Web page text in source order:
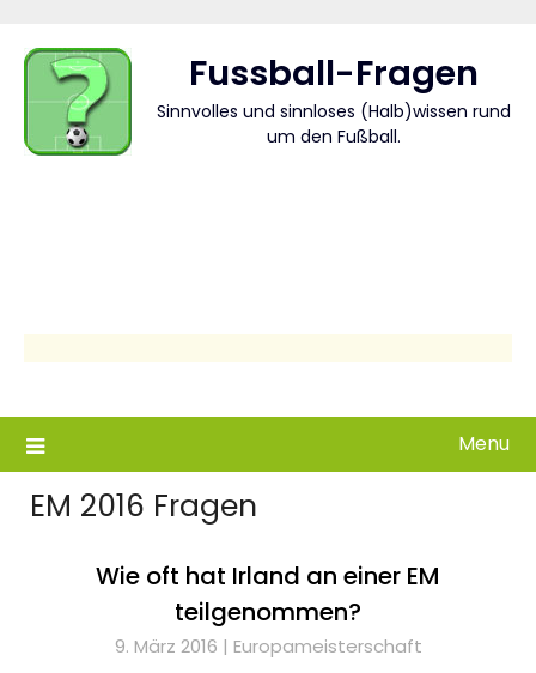
content
Fussball-Fragen
Sinnvolles und sinnloses (Halb)wissen rund
um den Fußball.
Menu
EM 2016 Fragen
Wie oft hat Irland an einer EM
teilgenommen?
9. März 2016 | Europameisterschaft